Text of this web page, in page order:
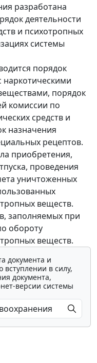
разработана
деятельности
и психотропных
системы
порядок
наркотическими
порядок
комиссии по
средств и
назначения
рецептов.
приобретения,
проведения
уничтоженных
веществ.
заполняемых при
обороту
веществ.
документа и
в силу,
документа,
версии системы